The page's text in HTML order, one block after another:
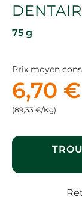
75 g
Prix moyen
6,70 €
(89,33 €/Kg)